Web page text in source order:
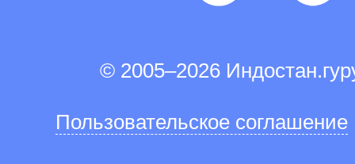
© 2005–2026
Пользовательское соглашение